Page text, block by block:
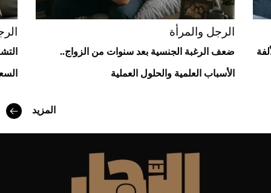
الرجل والمرأة
ضعف الرغبة الجنسية بعد سنوات من الزواج..
الأسباب العلمية والحلول العملية
المزيد